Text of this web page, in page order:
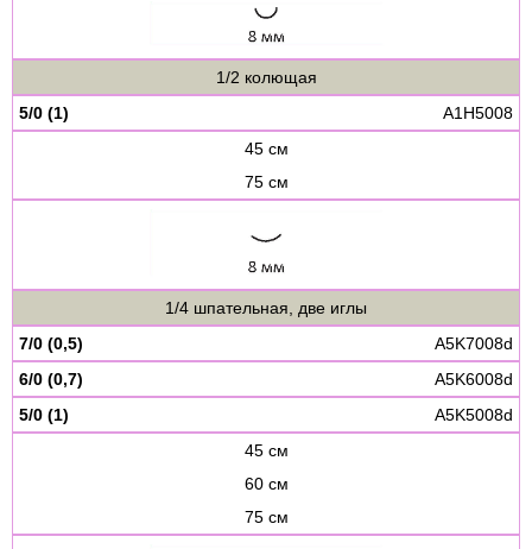
1/2 колющая
5/0 (1)
A1H5008
45 см
75 см
1/4 шпательная, две иглы
7/0 (0,5)
A5K7008d
6/0 (0,7)
A5K6008d
5/0 (1)
A5K5008d
45 см
60 см
75 см